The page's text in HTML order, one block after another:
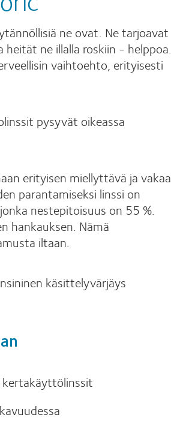
ne ovat. Ne tarjoavat
ne illalla roskiin - helppoa.
vaihtoehto, erityisesti
pysyvät oikeassa
erityisen miellyttävä ja vakaa
parantamiseksi linssi on
nestepitoisuus on 55 %.
hankauksen. Nämä
iltaan.
käsittelyvärjäys